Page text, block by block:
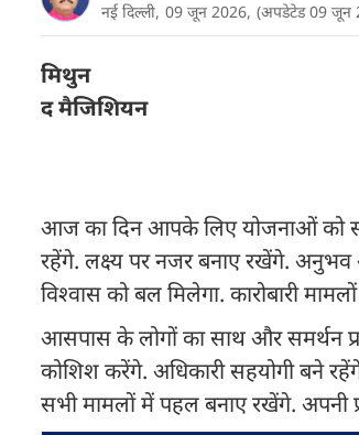
नई दिल्ली, 09 जून 2026, (अपडेटेड 09 जून
मिथुन
द मैजिशियन
आज का दिन आपके लिए योजनाओं को
रहेंगे. लक्ष्य पर नजर बनाए रखेंगे.
विश्वास को बल मिलेगा. कारोबारी
आसपास के लोगों का साथ और समर्थन
कोशिश करेंगे. अधिकारी सहयोगी बने
सभी मामलों में पहल बनाए रखेंगे. अपनी